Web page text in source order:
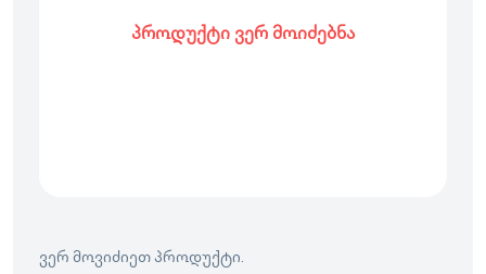
პროდუქტი ვერ მოიძებნა
ვერ მოვიძიეთ პროდუქტი.